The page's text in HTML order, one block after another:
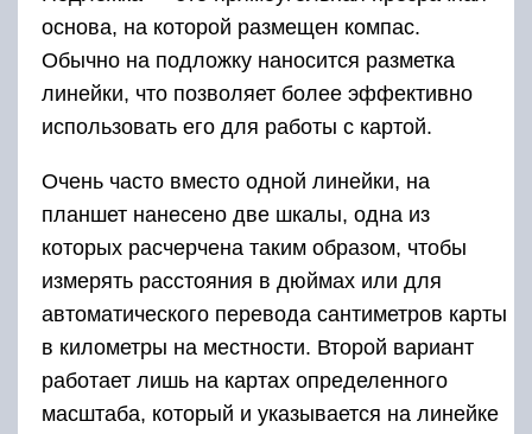
основа, на которой размещен компас.
Обычно на подложку наносится разметка
линейки, что позволяет более эффективно
использовать его для работы с картой.
Очень часто вместо одной линейки, на
планшет нанесено две шкалы, одна из
которых расчерчена таким образом, чтобы
измерять расстояния в дюймах или для
автоматического перевода сантиметров карты
в километры на местности. Второй вариант
работает лишь на картах определенного
масштаба, который и указывается на линейке